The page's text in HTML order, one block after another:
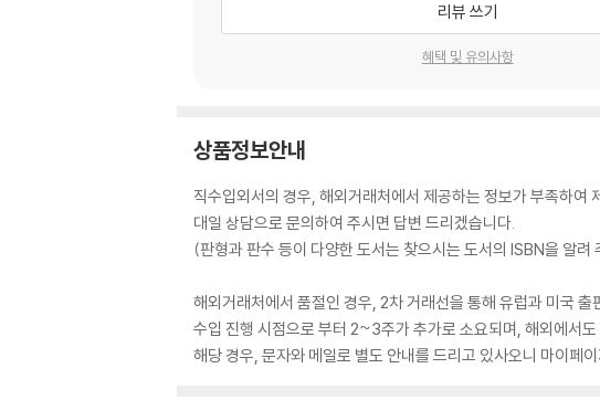
리뷰 쓰기
혜택 및 유의사항
상품정보안내
직수입외서의 경우, 해외거래처에서 제공하는 정보가 부족하여
대일 상담으로 문의하여 주시면 답변 드리겠습니다.
(판형과 판수 등이 다양한 도서는 찾으시는 도서의 ISBN을 알
해외거래처에서 품절인 경우, 2차 거래선을 통해 유럽과 미국
수입 진행 시점으로 부터 2~3주가 추가로 소요되며, 해외에서
해당 경우, 문자와 메일로 별도 안내를 드리고 있사오니 마이페